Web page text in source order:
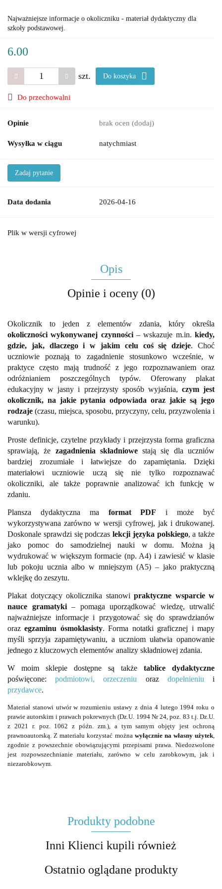
Najważniejsze informacje o okoliczniku - materiał dydaktyczny dla
szkoły podstawowej.
6.00
szt. Do koszyka
Do przechowalni
Opinie brak ocen (dodaj)
Wysyłka w ciągu natychmiast
Zadaj pytanie
Data dodania 2026-04-16
Plik w wersji cyfrowej
Opis
Opinie i oceny (0)
Okolicznik to jeden z elementów zdania, który określa
okoliczności wykonywanej czynności– wskazuje m.in.kiedy,
gdzie, jak, dlaczego i w jakim celu coś się dzieje. Choć
uczniowie poznają to zagadnienie stosunkowo wcześnie, w
praktyce często mają trudność z jego rozpoznawaniem oraz
odróżnianiem poszczególnych typów. Oferowany plakat
edukacyjny w jasny i przejrzysty sposób wyjaśnia, czym jest
okolicznik, na jakie pytania odpowiada oraz jakie są jego
rodzaje (czasu, miejsca, sposobu, przyczyny, celu, przyzwolenia i
warunku).
Proste definicje, czytelne przykłady i przejrzysta forma graficzna
sprawiają, że zagadnienia składniowestają się dla uczniów
bardziej zrozumiałe i łatwiejsze do zapamiętania. Dzięki
materiałowi uczniowie uczą się nie tylko rozpoznawać
okoliczniki, ale także poprawnie analizować ich funkcję w
zdaniu.
Plansza dydaktyczna ma format PDF i może być
wykorzystywana zarówno w wersji cyfrowej, jak i drukowanej.
Doskonale sprawdzi się podczas lekcji języka polskiego, a także
jako pomoc do samodzielnej nauki w domu. Można ją
wydrukować w większym formacie (np. A4) i zawiesić w klasie
lub pokoju ucznia albo w mniejszym (A5) – jako praktyczną
wklejkę do zeszytu.
Plakat dotyczący okolicznika stanowi praktyczne wsparcie w
nauce gramatyki– pomaga uporządkować wiedzę, utrwalić
najważniejsze informacje i przygotować się do sprawdzianów
orazegzaminu ósmoklasisty. Forma notatki graficznej i mapy
myśli sprzyja zapamiętywaniu, a uczniom ułatwia opanowanie
jednego z kluczowych elementów analizy składniowej zdania.
W moim sklepie dostępne są także tablice dydaktyczne
poświęcone:podmiotowi, orzeczeniu oraz dopełnieniu i
przydawce.
Materiał stanowi utwór w rozumieniu ustawy z dnia 4 lutego 1994 roku o
prawie autorskim i prawach pokrewnych (Dz.U. 1994 Nr 24, poz. 83 t.j. Dz.U.
z 2021 r. poz. 1062 z późn. zm.), a tym samym objęty jest ochroną
prawnoautorską. Z materiału korzystać można wyłącznie na własny użytek
zgodnie z powszechnie obowiązującymi przepisami prawa. Niedozwolone
jest rozpowszechnianie materiału, zarówno w celu zarobkowym, jak i
niezarobkowym.
Produkty podobne
Inni Klienci kupili również
Ostatnio oglądane produkty